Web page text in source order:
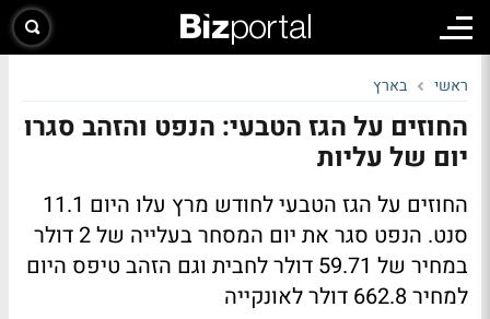
ראשי בארץ
החוזים על הגז הטבעי: הנפט והזהב סגרו
יום של עליות
החוזים על הגז הטבעי לחודש מרץ עלו היום 11.1
סנט. הנפט סגר את יום המסחר בעלייה של 2 דולר
במחיר של 59.71 דולר לחבית וגם הזהב טיפס היום
למחיר 662.8 דולר לאונקייה